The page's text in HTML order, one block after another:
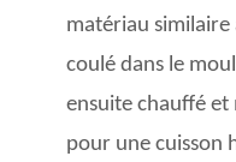
matériau similaire
coulé dans le
ensuite chauffé
pour une cuisson